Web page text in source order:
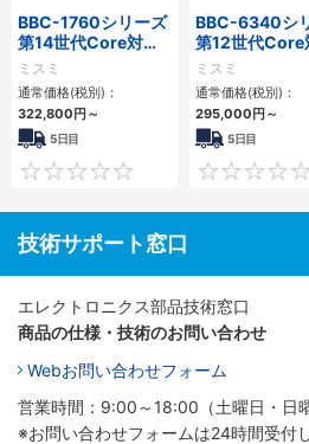
BBC-1760シリーズ
第14世代Core対応
小型フロアマウント
3PCIe
ミスミ
通常価格(税別)：
322,800円～
5日目
0
BBC-6340シ
第12世代Core
小型フロアマウ
PC2PCI/2PCIe
ミスミ
通常価格(税別)：
295,000円～
5日目
技術サポート窓口
エレクトロニクス部品技術窓口
商品の仕様・技術のお問い合わせ
Webお問い合わせフォーム
営業時間：9:00～18:00（土曜日・日
※お問い合わせフォームは24時間受付